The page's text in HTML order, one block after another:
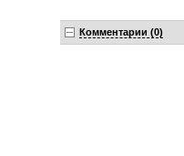
Комментарии (0)